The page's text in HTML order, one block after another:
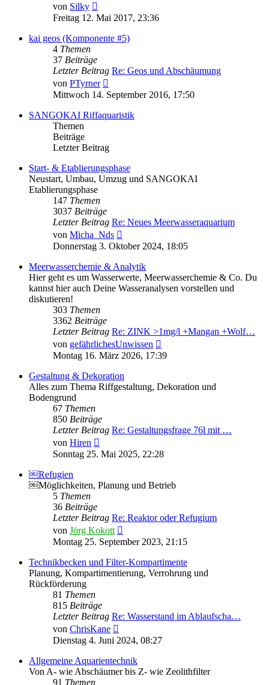
von Silky
Beitrag
Freitag 12. Mai 2017, 23:36
kai geos (Komponente #5)
4 Themen
37 Beiträge
Letzter Beitrag Re: Geos und Abschäumung
von PTyrner
Beitrag
Mittwoch 14. September 2016, 17:50
SANGOKAI Riffaquaristik
Themen
Beiträge
Letzter Beitrag
Start- & Etablierungsphase
Neustart, Umbau, Umzug und SANGOKAI
Etablierungsphase
147 Themen
3037 Beiträge
Letzter Beitrag Re: Neues Meerwasseraquarium
von Micha_Nds
Beitrag
Donnerstag 3. Oktober 2024, 18:05
Meerwasserchemie & Analytik
Hier geht es um Wasserwerte, Meerwasserchemie & Co. Du
kannst hier auch Deine Wasseranalysen vorstellen und
diskutieren!
303 Themen
3362 Beiträge
Letzter Beitrag Re: ZINK >1mg/l +Mangan +Wolf…
von gefährlichesUnwissen
Beitrag
Montag 16. März 2026, 17:39
Gestaltung & Dekoration
Alles zum Thema Riffgestaltung, Dekoration und
Bodengrund
67 Themen
850 Beiträge
Letzter Beitrag Re: Gestaltungsfrage 76l mit …
von Hiren
Beitrag
Sonntag 25. Mai 2025, 22:28
￼Refugien
￼Möglichkeiten, Planung und Betrieb
5 Themen
36 Beiträge
Letzter Beitrag Re: Reaktor oder Refugium
von Jörg Kokott
Beitrag
Montag 25. September 2023, 21:15
Technikbecken und Filter-Kompartimente
Planung, Kompartimentierung, Verrohrung und
Rückförderung
81 Themen
815 Beiträge
Letzter Beitrag Re: Wasserstand im Ablaufscha…
von ChrisKane
Beitrag
Dienstag 4. Juni 2024, 08:27
Allgemeine Aquarientechnik
Von A- wie Abschäumer bis Z- wie Zeolithfilter
91 Themen